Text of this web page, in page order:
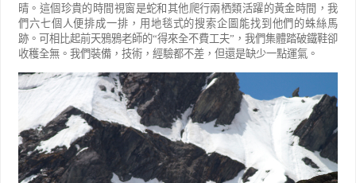
晴。這個珍貴的時間視窗是蛇和其他爬行兩栖類活躍的黃金時間，我
們六七個人便排成一排，用地毯式的搜索企圖能找到他們的蛛絲馬
跡。可相比起前天鴉鴉老師的“得來全不費工夫” ，我們集體踏破鐵鞋卻
收穫全無。我們裝備，技術，經驗都不差，但還是缺少一點運氣。